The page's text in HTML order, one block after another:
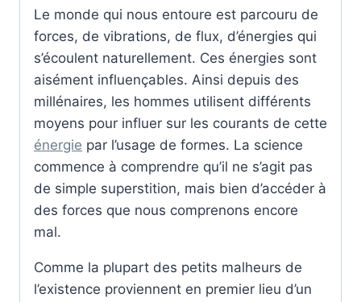
Le monde qui nous entoure est parcouru de
forces, de vibrations, de flux, d’énergies qui
s’écoulent naturellement. Ces énergies sont
aisément influençables. Ainsi depuis des
millénaires, les hommes utilisent différents
moyens pour influer sur les courants de cette
énergie par l’usage de formes. La science
commence à comprendre qu’il ne s’agit pas
de simple superstition, mais bien d’accéder à
des forces que nous comprenons encore
mal.
Comme la plupart des petits malheurs de
l’existence proviennent en premier lieu d’un